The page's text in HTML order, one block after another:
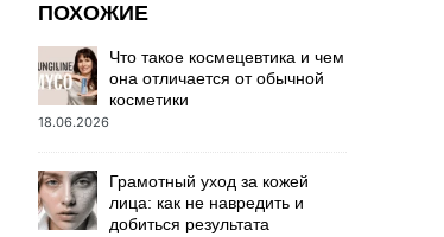
ПОХОЖИЕ
Что такое космецевтика и чем
она отличается от обычной
косметики
18.06.2026
Грамотный уход за кожей
лица: как не навредить и
добиться результата